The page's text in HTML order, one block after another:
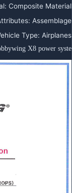
: Composite Material
: Assemblage
Type: Airplanes
X8 power syste